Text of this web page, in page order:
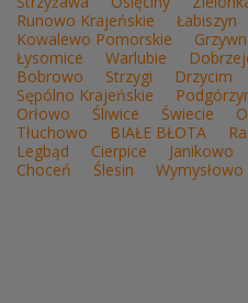
Runowo Krajeńskie
Łabiszyn
Kowalewo Pomorskie
Łysomice
Warlubie
Bobrowo
Strzygi Drzycim
Sępólno Krajeńskie
Orłowo
Śliwice Świecie
Tłuchowo
BIAŁE BŁOTA
Legbąd
Cierpice Janikowo
Choceń
Ślesin Wymysłowo